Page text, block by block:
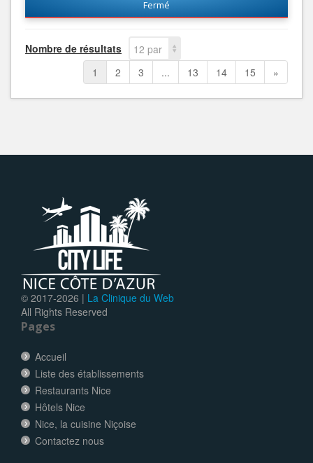
Fermé
Nombre de résultats
12 par
page
1 2 3 ... 13 14 15 »
© 2017-2026 | La Clinique du Web
All Rights Reserved
Pages
Accueil
Liste des établissements
Restaurants Nice
Hôtels Nice
Nice, la cuisine Niçoise
Contactez nous